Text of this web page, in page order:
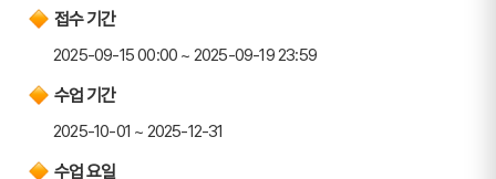
접수 기간
2025-09-15 00:00 ~ 2025-09-19 23:59
수업 기간
2025-10-01 ~ 2025-12-31
수업 요일